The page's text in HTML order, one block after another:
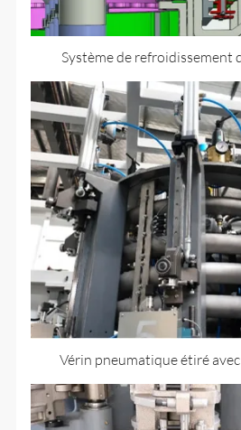
Système de refroidissement
Vérin pneumatique étiré